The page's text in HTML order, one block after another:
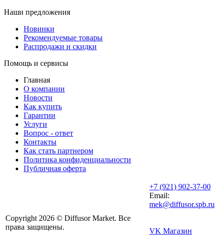
Наши предложения
Новинки
Рекомендуемые товары
Распродажи и скидки
Помощь и сервисы
Главная
О компании
Новости
Как купить
Гарантии
Услуги
Вопрос - ответ
Контакты
Как стать партнером
Политика конфиденциальности
Публичная оферта
Copyright 2026 © Diffusor Market. Все
права защищены.
+7 (921) 902-37-00
Email:
mek@diffusor.spb.ru
VK Магазин